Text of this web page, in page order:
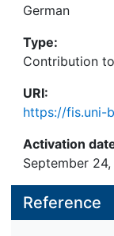
German
Type:
Contribution
URI:
https://fis.uni-
Activation
September
Reference